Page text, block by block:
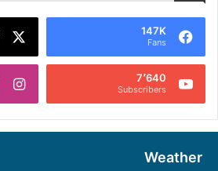
147K
Fans
7٬640
Subscribers
Weather